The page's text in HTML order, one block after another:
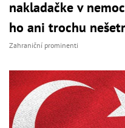
nakladačke v
ho ani trochu
Zahraniční prominenti